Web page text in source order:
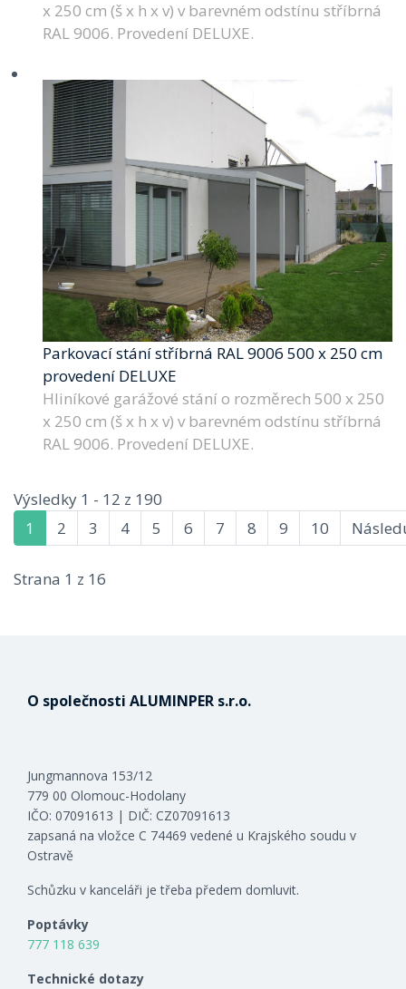
x 250 cm (š x h x v) v barevném odstínu stříbrná
RAL 9006. Provedení DELUXE.
Parkovací stání stříbrná RAL 9006 500 x 250 cm
provedení DELUXE
Hliníkové garážové stání o rozměrech 500 x 250
x 250 cm (š x h x v) v barevném odstínu stříbrná
RAL 9006. Provedení DELUXE.
Výsledky 1 - 12 z 190
1
2 3 4 5 6 7 8 9 10
Strana 1 z 16
O společnosti ALUMINPER s.r.o.
Jungmannova 153/12
779 00 Olomouc-Hodolany
IČO: 07091613 | DIČ: CZ07091613
zapsaná na vložce C 74469 vedené u Krajského soudu v
Ostravě
Schůzku v kanceláři je třeba předem domluvit.
Poptávky
777 118 639
Technické dotazy